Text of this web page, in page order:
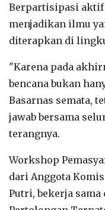
Berpartisipasi aktif
menjadikan ilmu
diterapkan di
"Karena pada
bencana bukan
Basarnas semata,
jawab bersama
terangnya.
Workshop
dari Anggota
Putri, bekerja sama